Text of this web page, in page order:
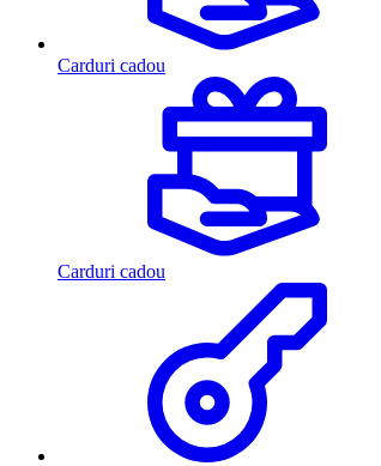
Carduri cadou
Carduri cadou